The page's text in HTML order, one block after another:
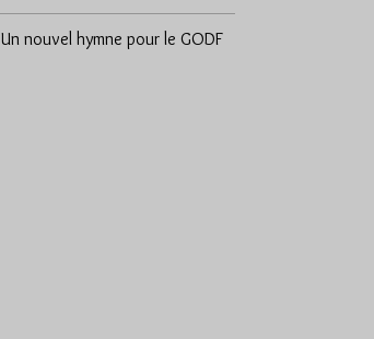
Un nouvel hymne pour le GODF